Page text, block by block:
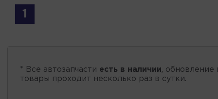
1
* Все автозапчасти есть в наличии, обновление
товары проходит несколько раз в сутки.